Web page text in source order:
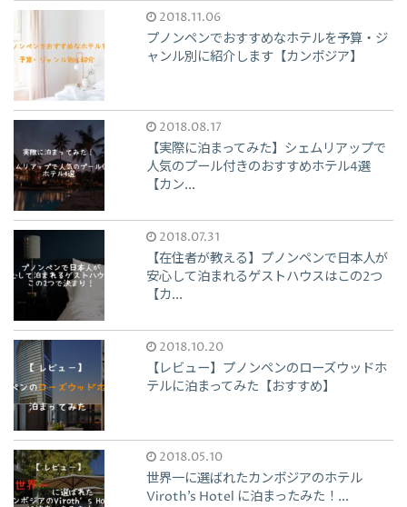
2018.11.06
プノンペンでおすすめなホテルを予算・ジ
ャンル別に紹介します【カンボジア】
2018.08.17
【実際に泊まってみた】シェムリアップで
人気のプール付きのおすすめホテル4選
【カン...
2018.07.31
【在住者が教える】プノンペンで日本人が
安心して泊まれるゲストハウスはこの2つ
【カ...
2018.10.20
【レビュー】プノンペンのローズウッドホ
テルに泊まってみた【おすすめ】
2018.05.10
世界一に選ばれたカンボジアのホテル
Viroth’s Hotel に泊まったみた！...